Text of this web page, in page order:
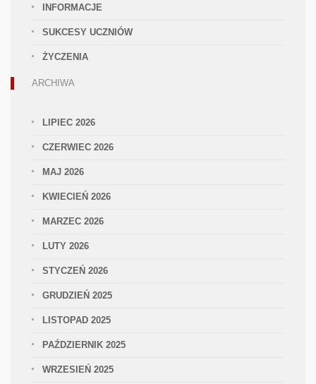
INFORMACJE
SUKCESY UCZNIÓW
ŻYCZENIA
ARCHIWA
LIPIEC 2026
CZERWIEC 2026
MAJ 2026
KWIECIEŃ 2026
MARZEC 2026
LUTY 2026
STYCZEŃ 2026
GRUDZIEŃ 2025
LISTOPAD 2025
PAŹDZIERNIK 2025
WRZESIEŃ 2025